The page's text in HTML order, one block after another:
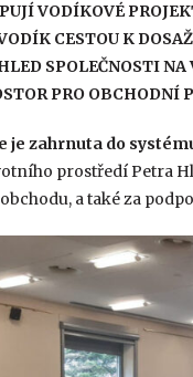
VODÍKOVÉ
CESTOU K
SPOLEČNOSTI NA
PRO OBCHODNÍ
je zahrnuta do
prostředí Petra
a také za